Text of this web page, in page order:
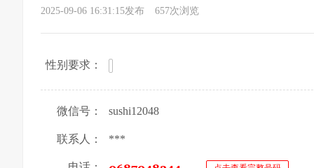
2025-09-06 16:31:15发布 657次浏览
性别要求：
微信号： sushi12048
联系人： ***